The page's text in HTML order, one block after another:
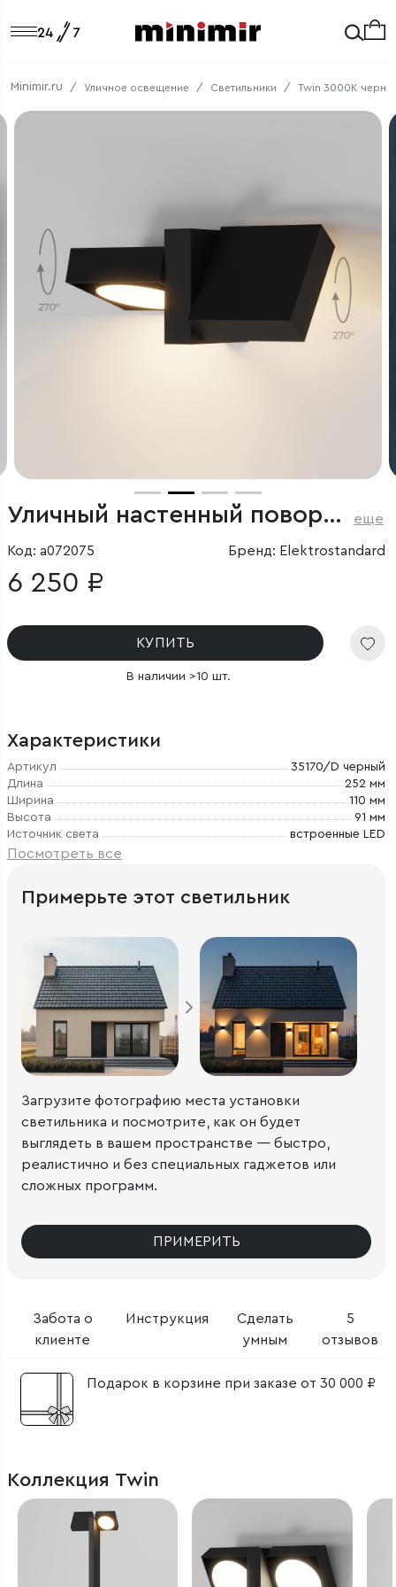
Minimir.ru Уличное освещение Светильники Twin 3000K
Уличный настенный поворотный светильник Twin 3000K черный еще
Код: a072075 Бренд: Elektrostandard
6 250 ₽
КУПИТЬ
В наличии >10 шт.
Характеристики
Артикул
35170/D черный
Длина
252 мм
Ширина
110 мм
Высота
91 мм
Источник света
встроенные LED
Посмотреть все
Забота о
клиенте
Инструкция
Сделать
умным
5
отзывов
Подарок в корзине при заказе от 30 000 ₽
Примерьте этот светильник
Загрузите фотографию места установки
светильника и посмотрите, как он будет
выглядеть в вашем пространстве — быстро,
реалистично и без специальных гаджетов или
сложных программ.
ПРИМЕРИТЬ
Коллекция Twin